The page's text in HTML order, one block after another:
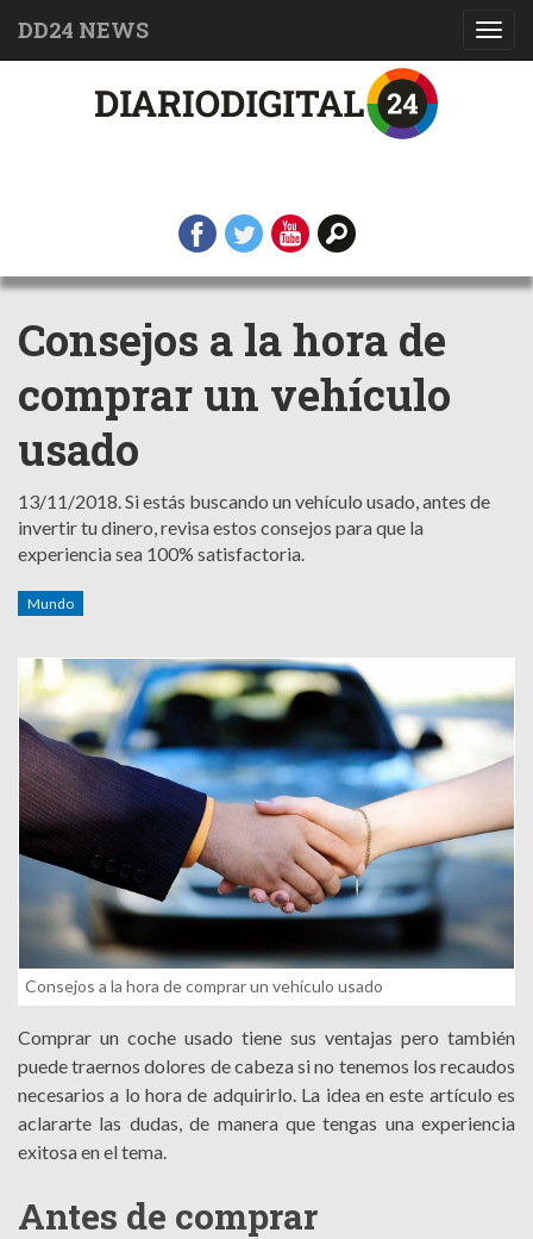
DD24 NEWS
Consejos a la hora de
comprar un vehículo
usado
13/11/2018.Si estás buscando un vehículo usado, antes de
invertir tu dinero, revisa estos consejos para que la
experiencia sea 100% satisfactoria.
Mundo
Consejos a la hora de comprar un vehículo usado
Comprar un coche usado tiene sus ventajas pero también
puede traernos dolores de cabeza si no tenemos los recaudos
necesarios a lo hora de adquirirlo. La idea en este artículo es
aclararte las dudas, de manera que tengas una experiencia
exitosa en el tema.
Antes de comprar